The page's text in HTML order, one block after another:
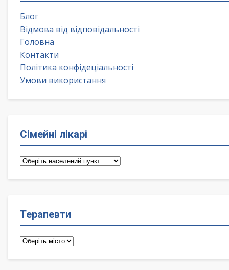
Блог
Відмова від відповідальності
Головна
Контакти
Політика конфідеціальності
Умови використання
Сімейні лікарі
Сімейні
Терапевти
Терапевти